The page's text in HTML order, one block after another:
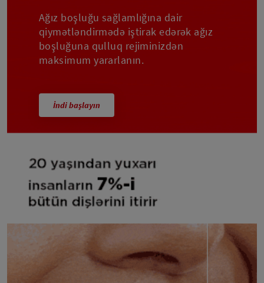
Ağız boşluğu sağlamlığına dair
qiymətləndirmədə iştirak edərək ağız
boşluğuna qulluq rejiminizdən
maksimum yararlanın.
İndi başlayın